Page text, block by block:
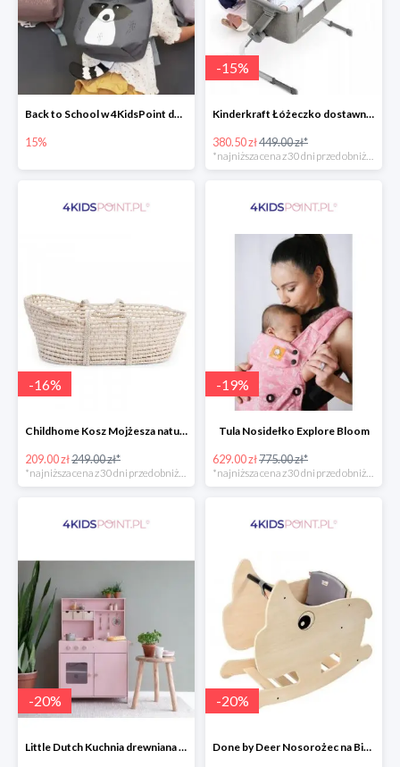
Back to School w 4KidsPoint do -15%
15%
-15%
Kinderkraft Łóżeczko dostawne aluminiowe Uno 2w1
380.50 zł449.00 zł*
*najniższa cena z 30 dni przed obniżką
-16%
Childhome Kosz Mojżesza natural
209.00 zł249.00 zł*
-19%
Tula Nosidełko Explore Bloom
629.00 zł775.00 zł*
-20%
Little Dutch Kuchnia drewniana -20%
-20%
Done by Deer Nosorożec na Biegunach -20%